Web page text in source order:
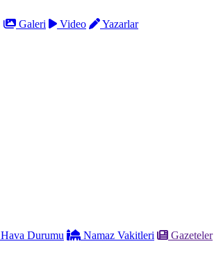
Galeri Video
Yazarlar
Hava Durumu Namaz Vakitleri Gazeteler